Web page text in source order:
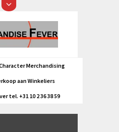
Merchandising
aan Winkeliers
tel. +31 10 2 36 38 59